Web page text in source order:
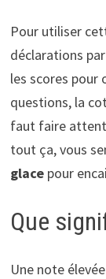
Pour utiliser
déclarations
les scores pour
questions, la
faut faire
tout ça, vous
glacepour
Que
Une note